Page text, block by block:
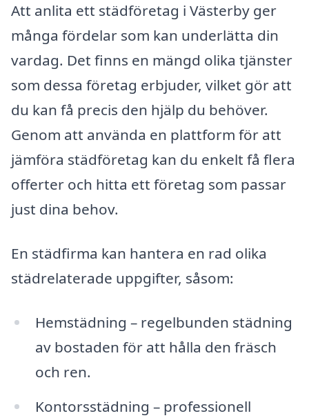
Att anlita ett städföretag i Västerby ger
många fördelar som kan underlätta din
vardag. Det finns en mängd olika tjänster
som dessa företag erbjuder, vilket gör att
du kan få precis den hjälp du behöver.
Genom att använda en plattform för att
jämföra städföretag kan du enkelt få flera
offerter och hitta ett företag som passar
just dina behov.
En städfirma kan hantera en rad olika
städrelaterade uppgifter, såsom:
Hemstädning – regelbunden städning
av bostaden för att hålla den fräsch
och ren.
Kontorsstädning – professionell